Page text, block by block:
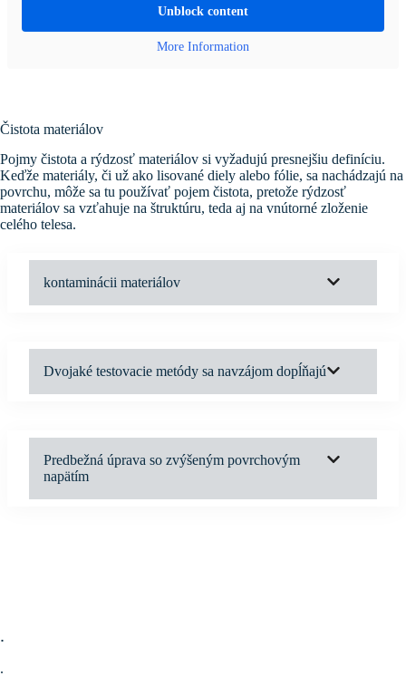
Unblock content
More Information
Čistota materiálov
Pojmy čistota a rýdzosť materiálov si vyžadujú presnejšiu definíciu.
Keďže materiály, či už ako lisované diely alebo fólie, sa nachádzajú na
povrchu, môže sa tu používať pojem čistota, pretože rýdzosť
materiálov sa vzťahuje na štruktúru, teda aj na vnútorné zloženie
celého telesa.
kontaminácii materiálov
Dvojaké testovacie metódy sa navzájom dopĺňajú
Predbežná úprava so zvýšeným povrchovým
napätím
.
.